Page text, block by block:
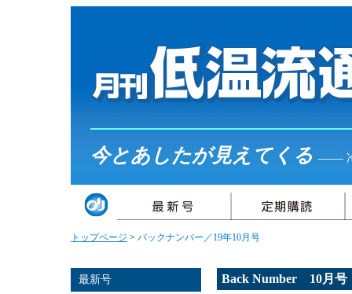
今とあしたが見えてくる ――
トップページ > バックナンバー／19年10月号
Back Number 10月号
最新号